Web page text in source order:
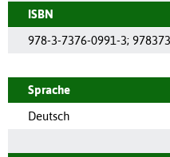
ISBN
978-3-7376-0991-3;
Sprache
Deutsch